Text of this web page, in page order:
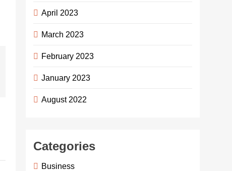
April 2023
March 2023
February 2023
January 2023
August 2022
Categories
Business